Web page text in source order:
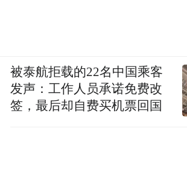
被泰航拒载的22名中国乘客
发声：工作人员承诺免费改
签，最后却自费买机票回国